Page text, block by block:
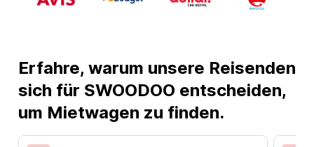
Erfahre, warum unsere Reisenden
sich für SWOODOO entscheiden,
um Mietwagen zu finden.